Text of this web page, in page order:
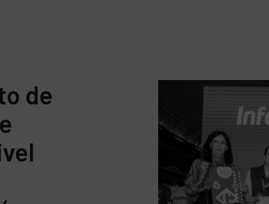
de